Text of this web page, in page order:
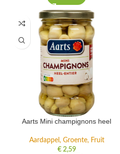
Aarts Mini champignons heel
Aardappel, Groente, Fruit
€2,59